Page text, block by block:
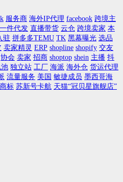
服务商 海外IP代理 facebook 跨境主
一件代发 直播带货 云仓 跨境卖家 本
驻 拼多多TEMU TK 黑幕曝光 选品
卖家精灵 ERP shopline shopify 交友
协会 卖家 招商 shoptop shein 主播 抖
独立站 工厂 海派 海外仓 货运代理
流量服务 美国 敏捷成员 墨西哥海
商标 苏新号卡航 天猫“冠贝星旗舰店”